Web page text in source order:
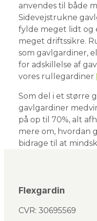
anvendes til både
Sidevejstrukne
fylde meget lidt og
meget driftssikre.
som gavlgardiner,
for adskillelse af
vores rullegardiner
Som del i et større
gavlgardiner
på op til 70%, alt
mere om, hvordan
bidrage til at
Flexgardin
CVR: 30695569